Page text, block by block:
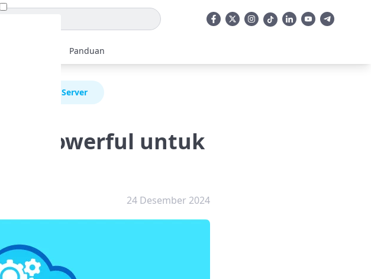
Panduan
Pengelola Server
Powerful untuk
24 Desember 2024